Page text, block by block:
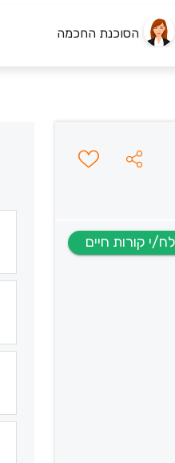
הסוכנת החכמה